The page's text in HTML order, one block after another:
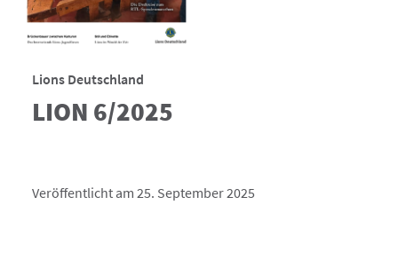
Lions Deutschland
LION 6/2025
Veröffentlicht am 25. September 2025